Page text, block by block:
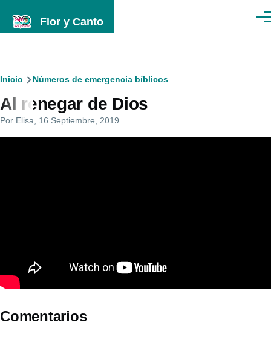
Flor y Canto
Ruta
de
navegación
Inicio Números de emergencia bíblicos
Al renegar de Dios
Por Elisa , 16 Septiembre, 2019
Comentarios